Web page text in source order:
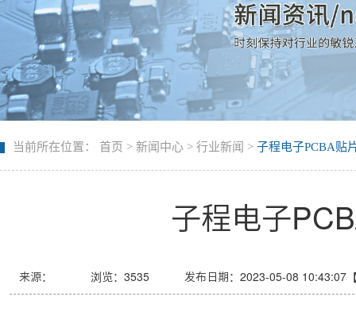
当前所在位置： 首页 > 新闻中心 > 行业新闻 > 子程电子PCBA贴
子程电子
来源： 浏览： 3535 发布日期：2023-05-08 10:43:07